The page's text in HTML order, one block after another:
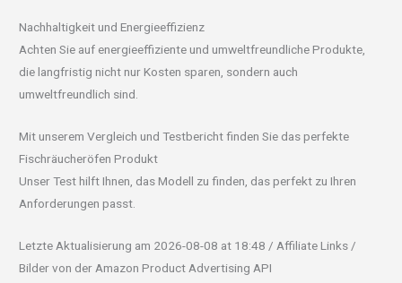
Nachhaltigkeit und Energieeffizienz
Achten Sie auf energieeffiziente und umweltfreundliche Produkte,
die langfristig nicht nur Kosten sparen, sondern auch
umweltfreundlich sind.
Mit unserem Vergleich und Testbericht finden Sie das perfekte
Fischräucheröfen Produkt
Unser Test hilft Ihnen, das Modell zu finden, das perfekt zu Ihren
Anforderungen passt.
Letzte Aktualisierung am 2026-08-08 at 18:48 / Affiliate Links /
Bilder von der Amazon Product Advertising API